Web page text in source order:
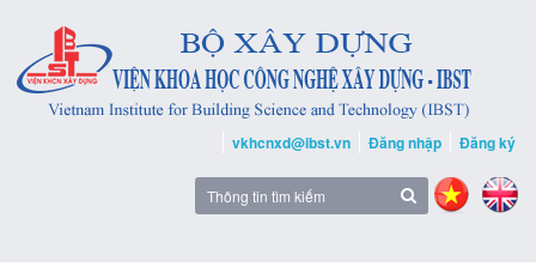
vkhcnxd@ibst.vn Đăng nhập Đăng ký